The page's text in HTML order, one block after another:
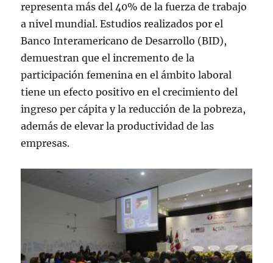
representa más del 40% de la fuerza de trabajo
a nivel mundial. Estudios realizados por el
Banco Interamericano de Desarrollo (BID),
demuestran que el incremento de la
participación femenina en el ámbito laboral
tiene un efecto positivo en el crecimiento del
ingreso per cápita y la reducción de la pobreza,
además de elevar la productividad de las
empresas.